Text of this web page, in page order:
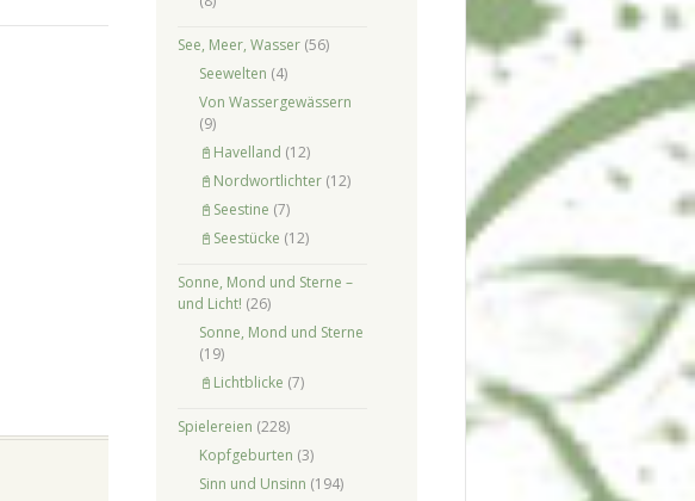
See, Meer, Wasser(56)
Seewelten (4)
Von Wassergewässern
(9)
📓Havelland (12)
📓Nordwortlichter(12)
📓Seestine (7)
📓Seestücke (12)
Sonne, Mond und Sterne –
und Licht! (26)
Sonne, Mond und Sterne
(19)
📓Lichtblicke (7)
Spielereien (228)
Kopfgeburten (3)
Sinn und Unsinn (194)